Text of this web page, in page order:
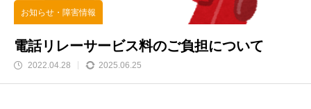
お知らせ・障害情報
電話リレーサービス料のご負担について
2022.04.28 2025.06.25